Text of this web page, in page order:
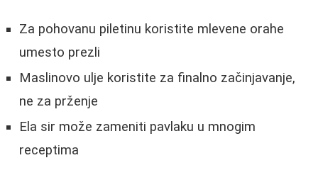
Za pohovanu piletinu koristite mlevene orahe
umesto prezli
Maslinovo ulje koristite za finalno začinjavanje,
ne za prženje
Ela sir može zameniti pavlaku u mnogim
receptima